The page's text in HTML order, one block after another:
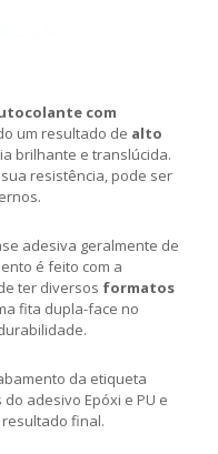
com
um resultado de alto
brilhante e translúcida.
resistência, pode ser
adesiva geralmente de
é feito com a
ter diversos formatos
fita dupla-face no
da etiqueta
adesivo Epóxi e PU e
final.